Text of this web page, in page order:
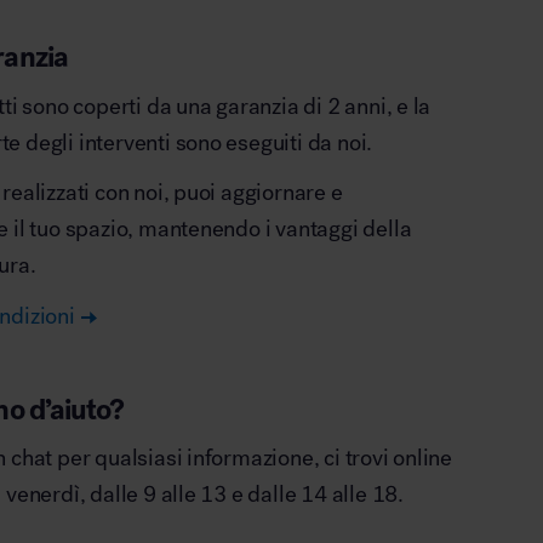
sono coperti da una garanzia di 2 anni, e la
degli interventi sono eseguiti da noi.
con noi, puoi aggiornare e
il tuo spazio, mantenendo i vantaggi della
d’aiuto?
chat per qualsiasi informazione, ci trovi online
dalle 9 alle 13 e dalle 14 alle 18.